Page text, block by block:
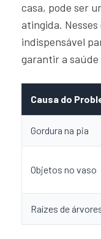
casa, pode ser
atingida.
indispensável
garantir a saúde
Causa do
Gordura na pia
Objetos no vaso
Raízes de